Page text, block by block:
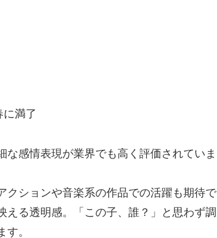
満了
感情表現が業界でも高く評価されていま
クションや音楽系の作品での活躍も期待で
える透明感。「この子、誰？」と思わず調
。